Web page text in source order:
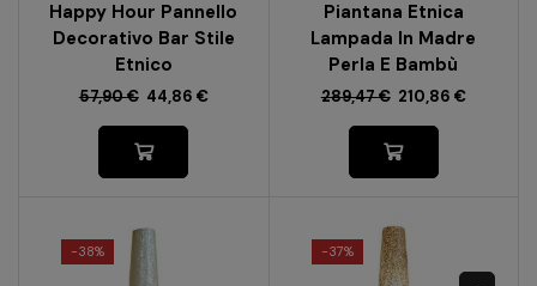
Happy Hour Pannello
Decorativo Bar Stile
Etnico
57,90€ 44,86 €
Piantana Etnica
Lampada In Madre
Perla E Bambù
289,47€ 210,86 €
-38% -37%